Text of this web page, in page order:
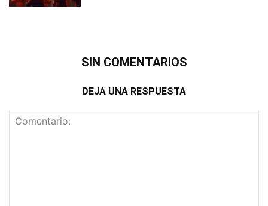
SIN COMENTARIOS
DEJA UNA RESPUESTA